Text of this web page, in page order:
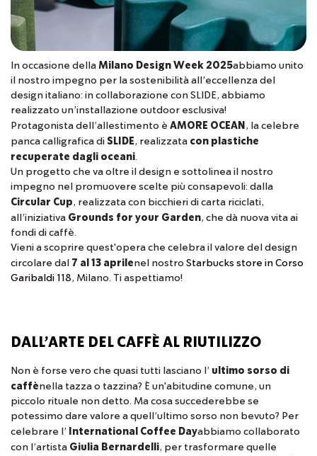
In occasione della Milano Design Week 2025abbiamo unito
il nostro impegno per la sostenibilità all’eccellenza del
design italiano: in collaborazione con SLIDE, abbiamo
realizzato un’installazione outdoor esclusiva!
Protagonista dell’allestimento è AMORE OCEAN , la celebre
panca calligrafica di SLIDE, realizzata con plastiche
recuperate dagli oceani.
Un progetto che va oltre il design e sottolinea il nostro
impegno nel promuovere scelte più consapevoli: dalla
Circular Cup, realizzata con bicchieri di carta riciclati,
all’iniziativa Grounds for your Garden, che dà nuova vita ai
fondi di caffè.
Vieni a scoprire quest'opera che celebra il valore del design
circolare dal
7 al 13 aprilenel nostro Starbucks store in Corso
Garibaldi 118, Milano. Ti aspettiamo!
DALL’ARTE DEL CAFFÈ AL RIUTILIZZO
Non è forse vero che quasi tutti lasciano l’ ultimo sorso di
caffènella tazza o tazzina? È un'abitudine comune, un
piccolo rituale non detto. Ma cosa succederebbe se
potessimo dare valore a quell’ultimo sorso non bevuto? Per
celebrare l’
International Coffee Dayabbiamo collaborato
con l’artista Giulia Bernardelli, per trasformare quelle